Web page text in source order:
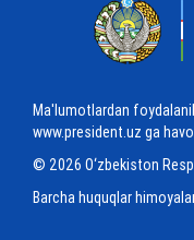
Ma'lumotlardan
www.president.uz ga
© 2026 O‘zbekiston
Barcha huquqlar